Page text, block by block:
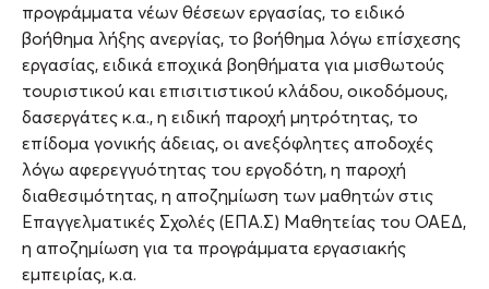
προγράμματα νέων θέσεων εργασίας, το ειδικό
βοήθημα λήξης ανεργίας, το βοήθημα λόγω επίσχεσης
εργασίας, ειδικά εποχικά βοηθήματα για μισθωτούς
τουριστικού και επισιτιστικού κλάδου, οικοδόμους,
δασεργάτες κ.α., η ειδική παροχή μητρότητας, το
επίδομα γονικής άδειας, οι ανεξόφλητες αποδοχές
λόγω αφερεγγυότητας του εργοδότη, η παροχή
διαθεσιμότητας, η αποζημίωση των μαθητών στις
Επαγγελματικές Σχολές (ΕΠΑ.Σ) Μαθητείας του ΟΑΕΔ,
η αποζημίωση για τα προγράμματα εργασιακής
εμπειρίας, κ.α.